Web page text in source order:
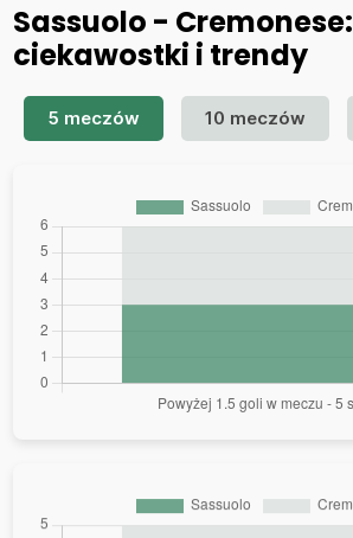
Sassuolo - Cremonese:
ciekawostki i trendy
5 meczów 10 meczów